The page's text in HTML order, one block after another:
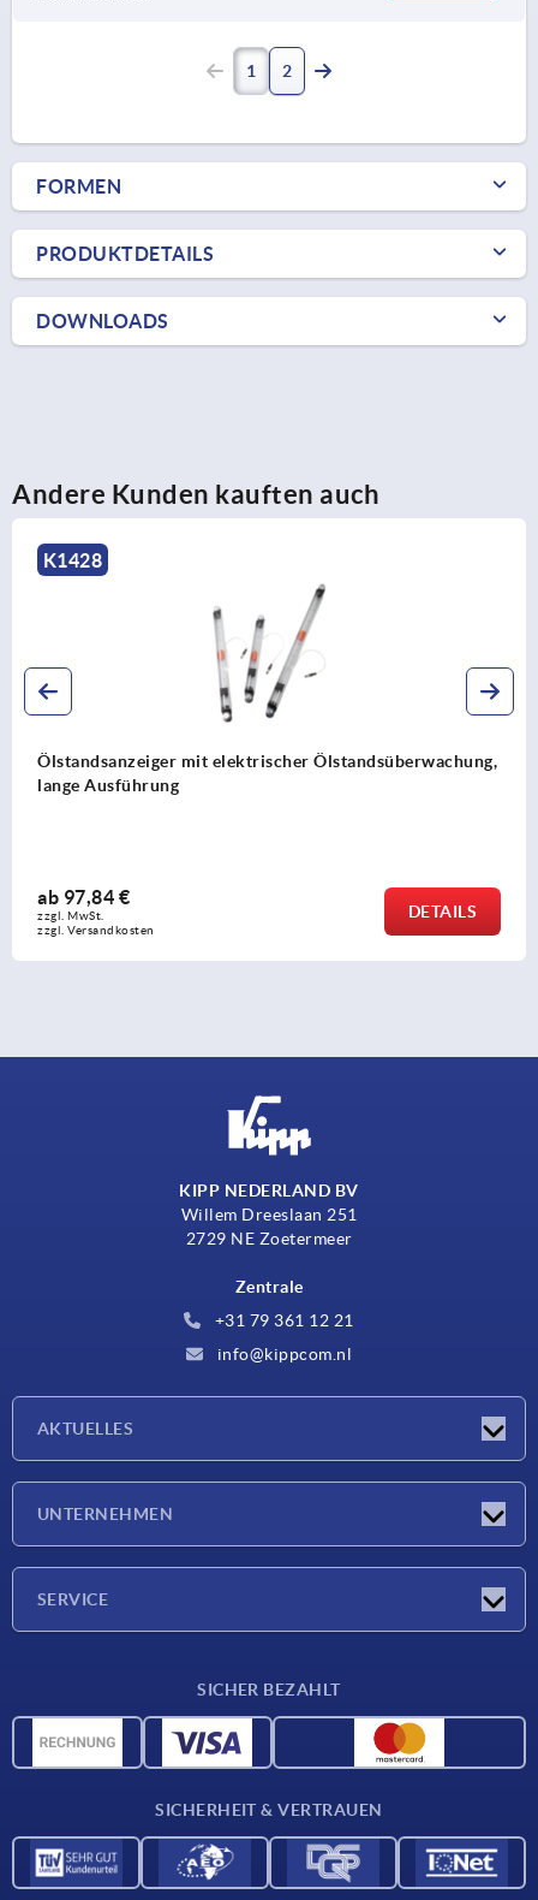
1 2
FORMEN
PRODUKTDETAILS
DOWNLOADS
Andere Kunden kauften auch
K1842
Aufnahmebuchsen Edelstahl für Zustandssensor
ab20,64 €
zzgl. MwSt.
zzgl. Versandkosten
DETAILS
KIPP NEDERLAND BV
Willem Dreeslaan 251
2729 NE Zoetermeer
Zentrale
+31 79 361 12 21
info@kippcom.nl
AKTUELLES
UNTERNEHMEN
SERVICE
CAD-Daten
SICHER BEZAHLT
SICHERHEIT & VERTRAUEN